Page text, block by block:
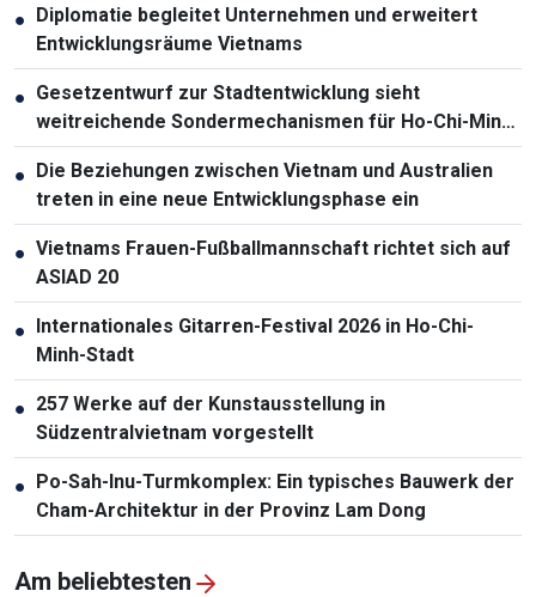
● Diplomatie begleitet Unternehmen und erweitert
Entwicklungsräume Vietnams
● Gesetzentwurf zur Stadtentwicklung sieht
weitreichende Sondermechanismen für Ho-Chi-Minh-
Stadt vor
● Die Beziehungen zwischen Vietnam und Australien
treten in eine neue Entwicklungsphase ein
● Vietnams Frauen-Fußballmannschaft richtet sich auf
ASIAD 20
● Internationales Gitarren-Festival 2026 in Ho-Chi-
Minh-Stadt
● 257 Werke auf der Kunstausstellung in
Südzentralvietnam vorgestellt
● Po-Sah-Inu-Turmkomplex: Ein typisches Bauwerk der
Cham-Architektur in der Provinz Lam Dong
Am beliebtesten